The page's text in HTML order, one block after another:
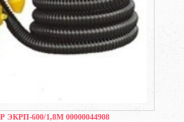
600/1,8М 00000044908